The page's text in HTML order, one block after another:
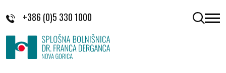
+386 (0)5 330 1000 odpri